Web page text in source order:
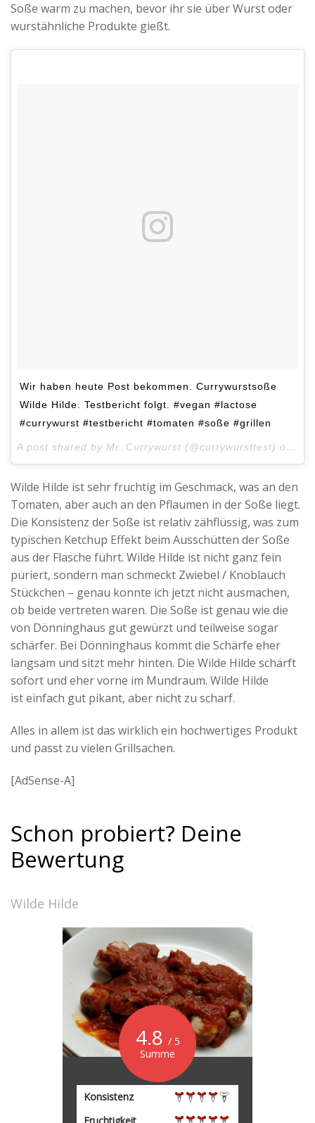
Soße warm zu machen, bevor ihr sie über Wurst oder
wurstähnliche Produkte gießt.
Wir haben heute Post bekommen. Currywurstsoße
Wilde Hilde. Testbericht folgt. #vegan #lactose
#currywurst #testbericht #tomaten #soße #grillen
A post shared by Mr. Currywurst (@currywursttest) on
Wilde Hilde ist sehr fruchtig im Geschmack, was an den
Tomaten, aber auch an den Pflaumen in der Soße liegt.
Die Konsistenz der Soße ist relativ zähflüssig, was zum
typischen Ketchup Effekt beim Ausschütten der Soße
aus der Flasche führt. Wilde Hilde ist nicht ganz fein
püriert, sondern man schmeckt Zwiebel / Knoblauch
Stückchen – genau konnte ich jetzt nicht ausmachen,
ob beide vertreten waren. Die Soße ist genau wie die
von Dönninghaus gut gewürzt und teilweise sogar
schärfer. Bei Dönninghaus kommt die Schärfe eher
langsam und sitzt mehr hinten. Die Wilde Hilde schärft
sofort und eher vorne im Mundraum. Wilde Hilde
ist einfach gut pikant, aber nicht zu scharf.
Alles in allem ist das wirklich ein hochwertiges Produkt
und passt zu vielen Grillsachen.
[AdSense-A]
Schon probiert? Deine
Bewertung
Wilde Hilde
4.8 / 5
Summe
Konsistenz
Fruchtigkeit